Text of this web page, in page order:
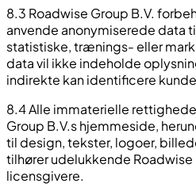
8.3 Roadwise Group B.V.
anvende anonymiserede data
statistiske, trænings- eller
data vil ikke indeholde
indirekte kan identificere
8.4 Alle immaterielle
Group B.V.s hjemmeside,
til design, tekster, logoer,
tilhører udelukkende Roadwise
licensgivere.